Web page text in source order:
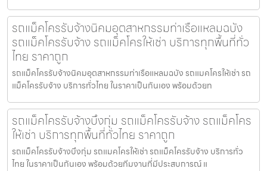
รถแม็คโครรับจ้างนิคมอุตสาหกรรมท่าเรือแหลมฉบัง
รถแม็คโครรับจ้าง รถแม็คโครให้เช่า บริการทุกพื้นที่ทั่ว
ไทย ราคาถูก
รถแม็คโครรับจ้างนิคมอุตสาหกรรมท่าเรือแหลมฉบัง รถแมคโครให้เช่า รถ
แม็คโครรับจ้าง บริการทั่วไทย ในราคาเป็นกันเอง พร้อมด้วยท
รถแม็คโครรับจ้างบึงกุ่ม รถแม็คโครรับจ้าง รถแม็คโคร
ให้เช่า บริการทุกพื้นที่ทั่วไทย ราคาถูก
รถแม็คโครรับจ้างบึงกุ่ม รถแมคโครให้เช่า รถแม็คโครรับจ้าง บริการทั่ว
ไทย ในราคาเป็นกันเอง พร้อมด้วยทีมงานที่มีประสบการณ์ แ